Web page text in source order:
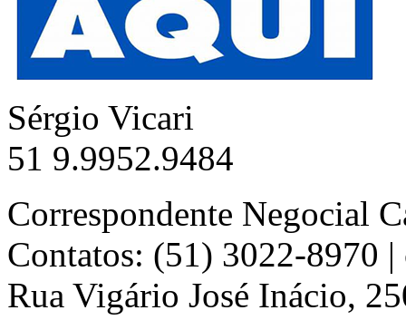
Sérgio Vicari
51 9.9952.9484
Correspondente Negocial
Contatos: (51) 3022-8970
Rua Vigário José Inácio,